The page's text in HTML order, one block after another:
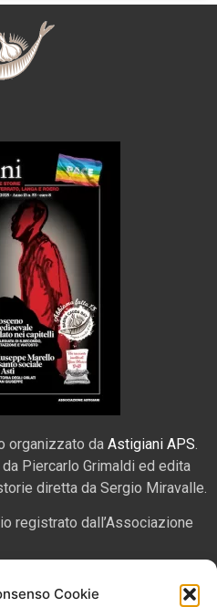
Cookie
organizzato da Astigiani APS
Piercarlo Grimaldi ed edita
diretta da Sergio Miravalle.
registrato dall’Associazione
2 (angolo corso Alfieri),
emailinfo@bagnacaudaday.it